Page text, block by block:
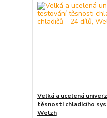
Velká a ucelená
těsnosti chladicího
Welzh